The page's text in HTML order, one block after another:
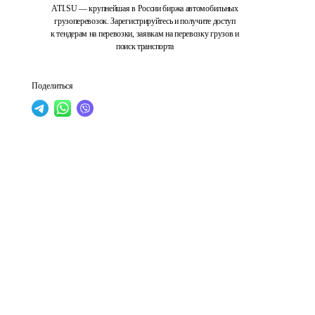
ATI.SU — крупнейшая в России биржа автомобильных
грузоперевозок. Зарегистрируйтесь и получите доступ
к тендерам на перевозки, заявкам на перевозку грузов и
поиск транспорта
Поделиться